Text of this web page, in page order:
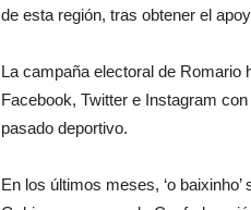
de esta región, tras obtener el
La campaña electoral de
Facebook, Twitter e Instagram
pasado deportivo.
En los últimos meses, ‘o